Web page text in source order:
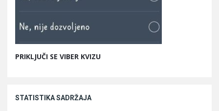
PRIKLJUČI SE VIBER KVIZU
STATISTIKA SADRŽAJA